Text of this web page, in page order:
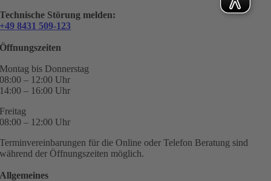
Technische Störung melden:
+49 8431 509-123
Öffnungszeiten
Montag bis Donnerstag
08:00 – 12:00 Uhr
14:00 – 16:00 Uhr
Freitag
08:00 – 12:00 Uhr
Terminvereinbarungen für die Online oder Telefon Beratung sind
während der Öffnungszeiten möglich.
Allgemeines